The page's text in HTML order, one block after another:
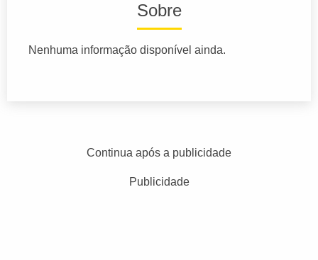
Sobre
Nenhuma informação disponível ainda.
Continua após a publicidade
Publicidade